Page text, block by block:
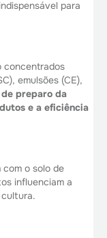
para
concentrados
emulsões (CE),
preparo da
e a eficiência
o solo de
influenciam a